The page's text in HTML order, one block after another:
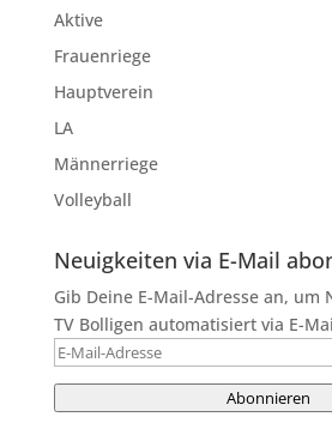
Aktive
Frauenriege
Hauptverein
LA
Männerriege
Volleyball
Neuigkeiten via E-Mail
Gib Deine E-Mail-Adresse an, um
TV Bolligen automatisiert via E-
E-
Mail-
Adresse
Abonnieren